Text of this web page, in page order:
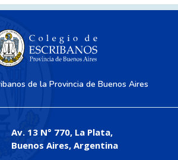
de la Provincia de Buenos Aires
Av. 13 N° 770, La Plata,
Buenos Aires, Argentina